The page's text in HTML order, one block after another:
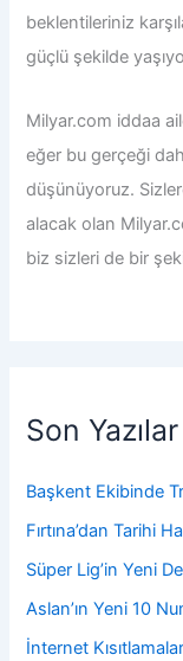
beklentileriniz
güçlü şekilde
Milyar.com iddaa
eğer bu gerçeği
düşünüyoruz.
alacak olan
biz sizleri de bir
Son Yazılar
Başkent Ekibinde
Fırtına’dan Tarihi
Süper Lig’in Yeni
Aslan’ın Yeni 10
İnternet